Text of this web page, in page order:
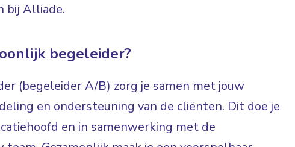
bij Alliade.
begeleider?
(begeleider A/B) zorg je samen met jouw
en ondersteuning van de cliënten. Dit doe je
en in samenwerking met de